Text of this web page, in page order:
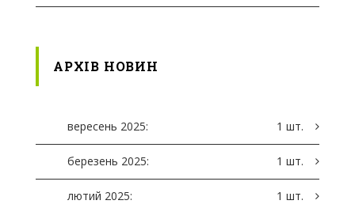
АРХІВ НОВИН
вересень 2025: 1 шт.
березень 2025: 1 шт.
лютий 2025: 1 шт.